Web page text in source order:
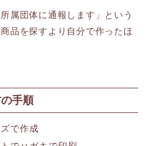
属団体に通報します」という
品を探すより自分で作ったほ
手順
で作成